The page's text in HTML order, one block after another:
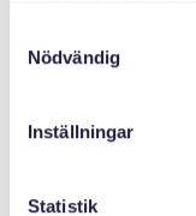
Nödvändig
Inställningar
Statistik